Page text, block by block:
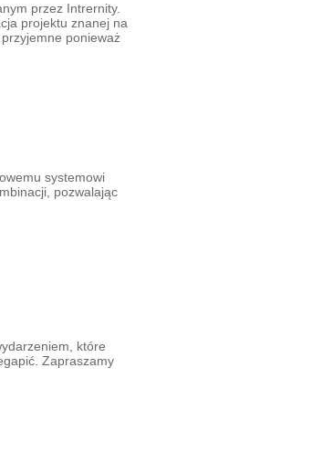
przez Intrernity.
projektu znanej na
ponieważ
systemowi
pozwalając
które
Zapraszamy